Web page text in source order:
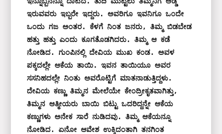
ಇರುವವರು ಇಬ್ಬರೇ ಇದ್ದರು. ಅವರಿಗೂ ಇವನಿಗೂ ಒಂದೇ
ಒಂದು ಗಜ ಅಂತರ. ಕೆಳಗೆ ನಿಂತ ಜನರು, ತಿಮ್ಮ ಬಿಡಬೇಡ
ಹತ್ತು ಹತ್ತು ಎಂದು ಕೂಗತೊಡಗಿದರು. ತಿಮ್ಮ ಆ ಕಡೆ
ನೋಡಿದ. ಗುಂಪಿನಲ್ಲಿ ದೇವಿಯ ಮುಖ ಕಂಡ. ಅವಳ
ಪಕ್ಕದಲ್ಲೇ ಆಕೆಯ ತಾಯಿ. ಇವನ ತಾಯಿಯೂ ಅವರ
ಸಸನಿಹದಲ್ಲೇ ನಿಂತು ಅವರೊಟ್ಟಿಗೆ ಮಾತನಾಡುತ್ತಿದ್ದಳು.
ದೇವಿಯ ಕಣ್ಣು ತಿಮ್ಮನ ಮೇಲೆಯೇ ಕೇಂದ್ರೀಕೃತವಾಗಿತ್ತು,
ತಿಮ್ಮನ ಆತ್ಮೀಯರು ಬಾಯಿ ಬಿಟ್ಟು ಒದರಿದ್ದನ್ನೇ ಆಕೆಯ
ಕಣ್ಣುಗಳು ಅನೇಕ ಸಾರೆ ನುಡಿದವು. ತಿಮ್ಮ ಆಕೆಯನ್ನೂ
ನೋಡಿದ. ಏನೋ ಆವೇಶ ಉಕ್ಕಿದಂತಾಗಿ ತನಗಿಂತ